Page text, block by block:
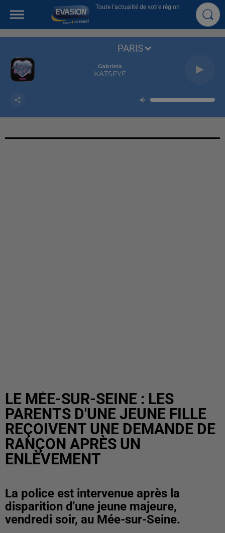
Toute l'actualité de votre région
Gabriela
KATSEYE
PARIS
LE MÉE-SUR-SEINE : LES
PARENTS D'UNE JEUNE FILLE
REÇOIVENT UNE DEMANDE DE
RANÇON APRÈS UN
ENLÈVEMENT
La police est intervenue après la
disparition d'une jeune majeure,
vendredi soir, au Mée-sur-Seine.